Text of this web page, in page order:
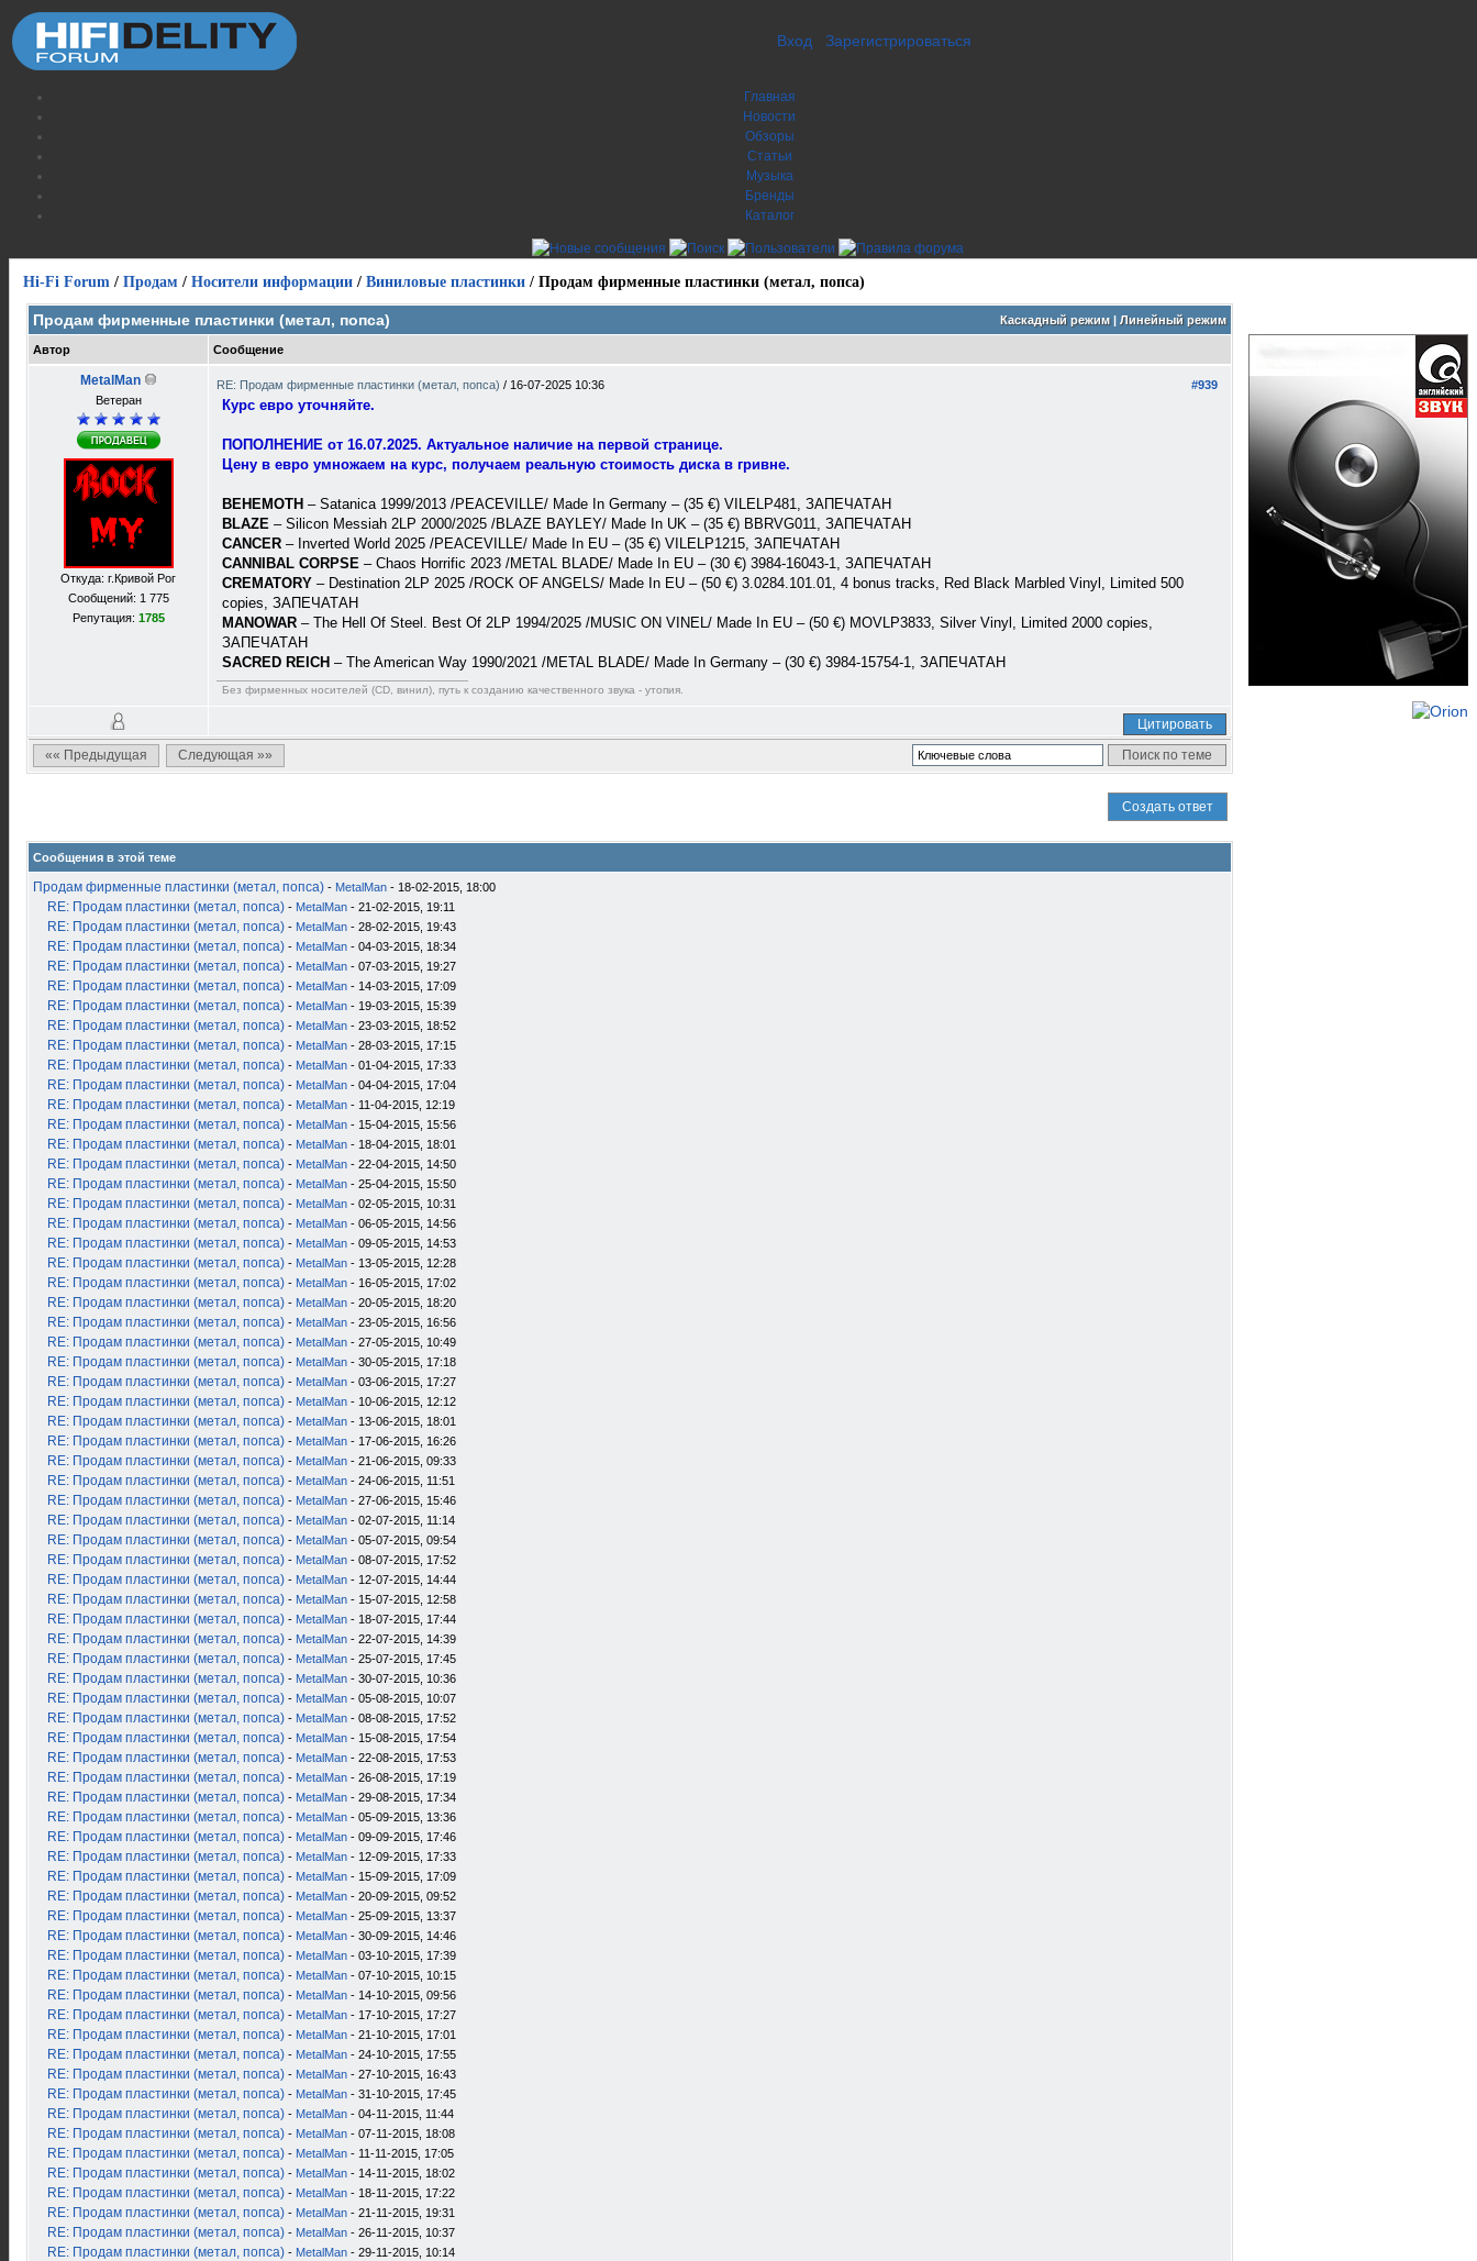
Вход Зарегистрироваться
Главная
Новости
Обзоры
Статьи
Музыка
Бренды
Каталог
Hi-Fi Forum / Продам / Носители информации / Виниловые пластинки / Продам фирменные пластинки (метал, попса)
Каскадный режим| Линейный режим
Продам фирменные пластинки (метал, попса)
Автор Сообщение
MetalMan
Ветеран
Откуда: г.Кривой Рог
Сообщений: 1 775
Репутация: 1785
#939
RE: Продам фирменные пластинки (метал, попса) / 16-07-2025 10:36
Курс евро уточняйте.
ПОПОЛНЕНИЕ от 16.07.2025. Актуальное наличие на первой странице.
Цену в евро умножаем на курс, получаем реальную стоимость диска в гривне.
BEHEMOTH – Satanica 1999/2013 /PEACEVILLE/ Made In Germany – (35 €) VILELP481, ЗАПЕЧАТАН
BLAZE – Silicon Messiah 2LP 2000/2025 /BLAZE BAYLEY/ Made In UK – (35 €) BBRVG011, ЗАПЕЧАТАН
CANCER – Inverted World 2025 /PEACEVILLE/ Made In EU – (35 €) VILELP1215, ЗАПЕЧАТАН
CANNIBAL CORPSE – Chaos Horrific 2023 /METAL BLADE/ Made In EU – (30 €) 3984-16043-1, ЗАПЕЧАТАН
CREMATORY – Destination 2LP 2025 /ROCK OF ANGELS/ Made In EU – (50 €) 3.0284.101.01, 4 bonus tracks, Red Black Marbled Vinyl, Limited 500
copies, ЗАПЕЧАТАН
MANOWAR – The Hell Of Steel. Best Of 2LP 1994/2025 /MUSIC ON VINEL/ Made In EU – (50 €) MOVLP3833, Silver Vinyl, Limited 2000 copies,
ЗАПЕЧАТАН
SACRED REICH – The American Way 1990/2021 /METAL BLADE/ Made In Germany – (30 €) 3984-15754-1, ЗАПЕЧАТАН
Без фирменных носителей (CD, винил), путь к созданию качественного звука - утопия.
Цитировать
«« Предыдущая
Следующая »»
Создать ответ
Сообщения в этой теме
Продам фирменные пластинки (метал, попса) - MetalMan - 18-02-2015, 18:00
RE: Продам пластинки (метал, попса) - MetalMan - 21-02-2015, 19:11
RE: Продам пластинки (метал, попса) - MetalMan - 28-02-2015, 19:43
RE: Продам пластинки (метал, попса) - MetalMan - 04-03-2015, 18:34
RE: Продам пластинки (метал, попса) - MetalMan - 07-03-2015, 19:27
RE: Продам пластинки (метал, попса) - MetalMan - 14-03-2015, 17:09
RE: Продам пластинки (метал, попса) - MetalMan - 19-03-2015, 15:39
RE: Продам пластинки (метал, попса) - MetalMan - 23-03-2015, 18:52
RE: Продам пластинки (метал, попса) - MetalMan - 28-03-2015, 17:15
RE: Продам пластинки (метал, попса) - MetalMan - 01-04-2015, 17:33
RE: Продам пластинки (метал, попса) - MetalMan - 04-04-2015, 17:04
RE: Продам пластинки (метал, попса) - MetalMan - 11-04-2015, 12:19
RE: Продам пластинки (метал, попса) - MetalMan - 15-04-2015, 15:56
RE: Продам пластинки (метал, попса) - MetalMan - 18-04-2015, 18:01
RE: Продам пластинки (метал, попса) - MetalMan - 22-04-2015, 14:50
RE: Продам пластинки (метал, попса) - MetalMan - 25-04-2015, 15:50
RE: Продам пластинки (метал, попса) - MetalMan - 02-05-2015, 10:31
RE: Продам пластинки (метал, попса) - MetalMan - 06-05-2015, 14:56
RE: Продам пластинки (метал, попса) - MetalMan - 09-05-2015, 14:53
RE: Продам пластинки (метал, попса) - MetalMan - 13-05-2015, 12:28
RE: Продам пластинки (метал, попса) - MetalMan - 16-05-2015, 17:02
RE: Продам пластинки (метал, попса) - MetalMan - 20-05-2015, 18:20
RE: Продам пластинки (метал, попса) - MetalMan - 23-05-2015, 16:56
RE: Продам пластинки (метал, попса) - MetalMan - 27-05-2015, 10:49
RE: Продам пластинки (метал, попса) - MetalMan - 30-05-2015, 17:18
RE: Продам пластинки (метал, попса) - MetalMan - 03-06-2015, 17:27
RE: Продам пластинки (метал, попса) - MetalMan - 10-06-2015, 12:12
RE: Продам пластинки (метал, попса) - MetalMan - 13-06-2015, 18:01
RE: Продам пластинки (метал, попса) - MetalMan - 17-06-2015, 16:26
RE: Продам пластинки (метал, попса) - MetalMan - 21-06-2015, 09:33
RE: Продам пластинки (метал, попса) - MetalMan - 24-06-2015, 11:51
RE: Продам пластинки (метал, попса) - MetalMan - 27-06-2015, 15:46
RE: Продам пластинки (метал, попса) - MetalMan - 02-07-2015, 11:14
RE: Продам пластинки (метал, попса) - MetalMan - 05-07-2015, 09:54
RE: Продам пластинки (метал, попса) - MetalMan - 08-07-2015, 17:52
RE: Продам пластинки (метал, попса) - MetalMan - 12-07-2015, 14:44
RE: Продам пластинки (метал, попса) - MetalMan - 15-07-2015, 12:58
RE: Продам пластинки (метал, попса) - MetalMan - 18-07-2015, 17:44
RE: Продам пластинки (метал, попса) - MetalMan - 22-07-2015, 14:39
RE: Продам пластинки (метал, попса) - MetalMan - 25-07-2015, 17:45
RE: Продам пластинки (метал, попса) - MetalMan - 30-07-2015, 10:36
RE: Продам пластинки (метал, попса) - MetalMan - 05-08-2015, 10:07
RE: Продам пластинки (метал, попса) - MetalMan - 08-08-2015, 17:52
RE: Продам пластинки (метал, попса) - MetalMan - 15-08-2015, 17:54
RE: Продам пластинки (метал, попса) - MetalMan - 22-08-2015, 17:53
RE: Продам пластинки (метал, попса) - MetalMan - 26-08-2015, 17:19
RE: Продам пластинки (метал, попса) - MetalMan - 29-08-2015, 17:34
RE: Продам пластинки (метал, попса) - MetalMan - 05-09-2015, 13:36
RE: Продам пластинки (метал, попса) - MetalMan - 09-09-2015, 17:46
RE: Продам пластинки (метал, попса) - MetalMan - 12-09-2015, 17:33
RE: Продам пластинки (метал, попса) - MetalMan - 15-09-2015, 17:09
RE: Продам пластинки (метал, попса) - MetalMan - 20-09-2015, 09:52
RE: Продам пластинки (метал, попса) - MetalMan - 25-09-2015, 13:37
RE: Продам пластинки (метал, попса) - MetalMan - 30-09-2015, 14:46
RE: Продам пластинки (метал, попса) - MetalMan - 03-10-2015, 17:39
RE: Продам пластинки (метал, попса) - MetalMan - 07-10-2015, 10:15
RE: Продам пластинки (метал, попса) - MetalMan - 14-10-2015, 09:56
RE: Продам пластинки (метал, попса) - MetalMan - 17-10-2015, 17:27
RE: Продам пластинки (метал, попса) - MetalMan - 21-10-2015, 17:01
RE: Продам пластинки (метал, попса) - MetalMan - 24-10-2015, 17:55
RE: Продам пластинки (метал, попса) - MetalMan - 27-10-2015, 16:43
RE: Продам пластинки (метал, попса) - MetalMan - 31-10-2015, 17:45
RE: Продам пластинки (метал, попса) - MetalMan - 04-11-2015, 11:44
RE: Продам пластинки (метал, попса) - MetalMan - 07-11-2015, 18:08
RE: Продам пластинки (метал, попса) - MetalMan - 11-11-2015, 17:05
RE: Продам пластинки (метал, попса) - MetalMan - 14-11-2015, 18:02
RE: Продам пластинки (метал, попса) - MetalMan - 18-11-2015, 17:22
RE: Продам пластинки (метал, попса) - MetalMan - 21-11-2015, 19:31
RE: Продам пластинки (метал, попса) - MetalMan - 26-11-2015, 10:37
RE: Продам пластинки (метал, попса) - MetalMan - 29-11-2015, 10:14